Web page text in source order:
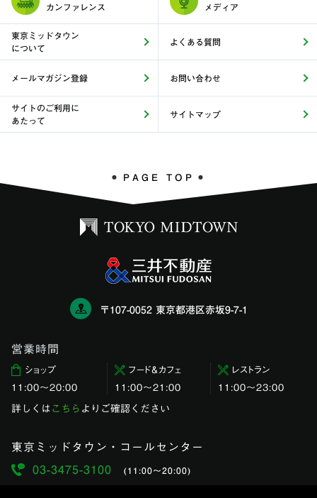
カンファレンス
メディア
東京ミッドタウン
について
よくある質問
メールマガジン登録 お問い合わせ
サイトのご利用に
あたって
サイトマップ
PAGE TOP
〒107-0052 東京都港区赤坂9-7-1
営業時間
ショップ
11:00〜20:00
フード＆カフェ
11:00～21:00
レストラン
11:00〜23:00
詳しくは こちら よりご確認ください
東京ミッドタウン・コールセンター
03-3475-3100
(11:00〜20:00)